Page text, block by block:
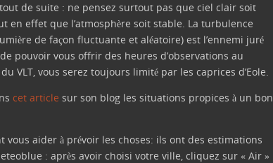
de suite : ne pensez surtout pas que ciel clair soit
en effet que l’atmosphère soit stable. La turbulence
de façon fluctuante et aléatoire) est l’ennemi juré
pouvoir vous offrir des heures d’observations au
VLT, vous serez toujours limité par les caprices d’Eole.
cet article sur son blog les situations propices à un bon
vous aider à prévoir les choses: ils ont des estimations
: après avoir choisi votre ville, cliquez sur « Air »